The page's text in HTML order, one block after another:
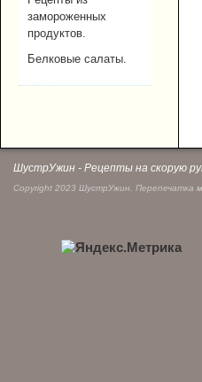
замороженных
продуктов.
Белковые салаты.
ШустрУжин - Рецепты на скорую
Copyright 2023 ШустрУжин. Перепечатка